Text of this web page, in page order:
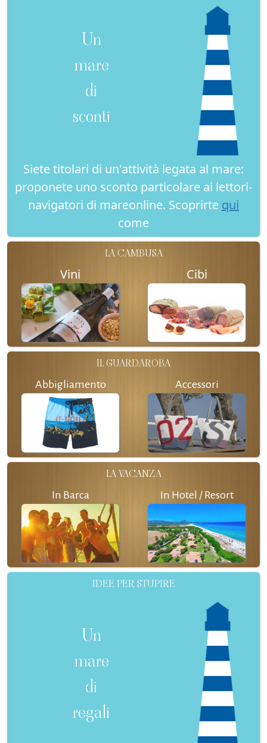
Un
mare
di
sconti
Siete titolari di un'attività legata al mare:
proponete uno sconto particolare ai lettori-
navigatori di mareonline. Scoprirte qui
come
LA CAMBUSA
Vini Cibi
IL GUARDAROBA
Abbigliamento Accessori
LA VACANZA
In Barca In Hotel / Resort
IDEE PER STUPIRE
Un
mare
di
regali